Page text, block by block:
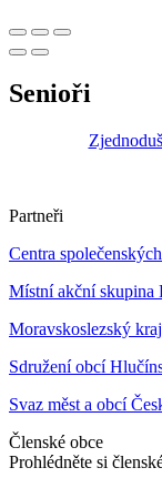
Senioři
Partneři
Centra
Místní akční skupina
Moravskoslezský kraj
Sdružení obcí
Svaz měst a obcí
Členské obce
Prohlédněte si